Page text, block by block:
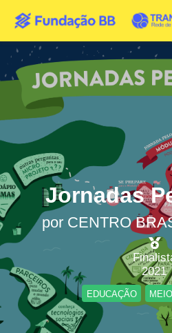
Jornadas
por CENTRO
2021
EDUCAÇÃO